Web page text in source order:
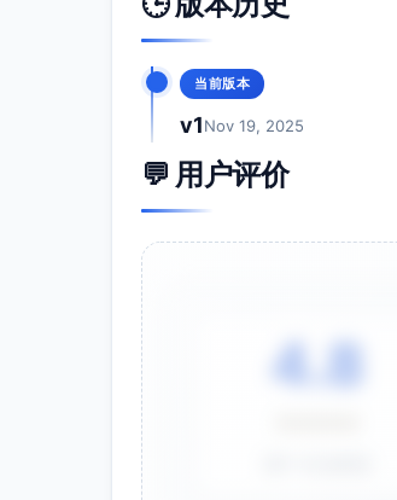
当前版本
v1Nov 19, 2025
💬 用户评价
4.8